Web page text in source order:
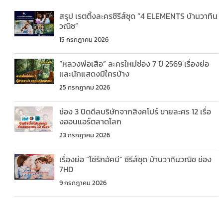
สรุป เรตติ้งละครซีรีส์ชุด “4 ELEMENTS บ้านวาทิน
วณิช”
15 กรกฎาคม 2026
“หลวงพ่อเสือ” ละครใหม่ช่อง 7 ปี 2569 เรื่องย่อ
และนักแสดงมีใครบ้าง
25 กรกฎาคม 2026
ช่อง 3 ปิดดีลบริษัทจากสิงคโปร์ ขายละคร 12 เรื่อ
งออนแอร์ตลาดโลก
23 กรกฎาคม 2026
เรื่องย่อ “โซ่รักอัคนี” ซีรีส์ชุด บ้านวาทินวณิช ช่อง
7HD
9 กรกฎาคม 2026